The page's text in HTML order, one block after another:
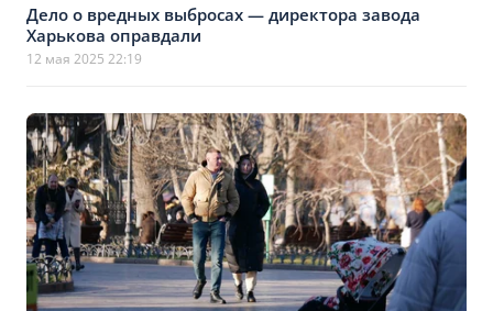
Дело о вредных выбросах — директора завода
Харькова оправдали
12 мая 2025 22:19